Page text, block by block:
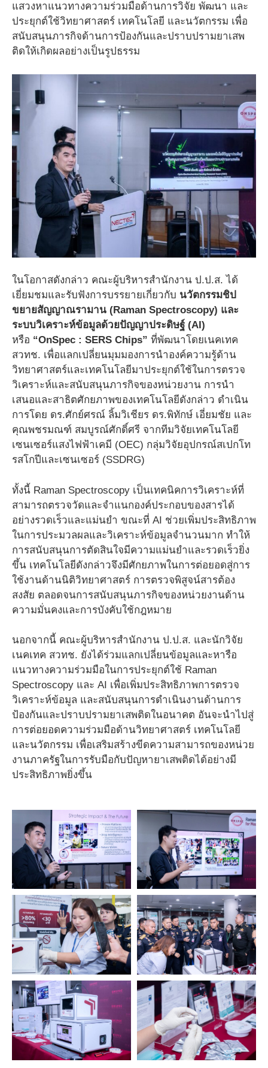
แสวงหาแนวทางความร่วมมือด้านการวิจัย พัฒนา และ
ประยุกต์ใช้วิทยาศาสตร์ เทคโนโลยี และนวัตกรรม เพื่อ
สนับสนุนภารกิจด้านการป้องกันและปราบปรามยาเสพ
ติดให้เกิดผลอย่างเป็นรูปธรรม
ในโอกาสดังกล่าว คณะผู้บริหารสำนักงาน ป.ป.ส. ได้
เยี่ยมชมและรับฟังการบรรยายเกี่ยวกับ นวัตกรรมชิป
ขยายสัญญาณรามาน (Raman Spectroscopy) และ
ระบบวิเคราะห์ข้อมูลด้วยปัญญาประดิษฐ์ (AI)
หรือ “OnSpec : SERS Chips” ที่พัฒนาโดยเนคเทค
สวทช. เพื่อแลกเปลี่ยนมุมมองการนำองค์ความรู้ด้าน
วิทยาศาสตร์และเทคโนโลยีมาประยุกต์ใช้ในการตรวจ
วิเคราะห์และสนับสนุนภารกิจของหน่วยงาน การนำ
เสนอและสาธิตศักยภาพของเทคโนโลยีดังกล่าว ดำเนิน
การโดย ดร.ศักย์ศรณ์ ลิ้มวิเชียร ดร.พิทักษ์ เอี่ยมชัย และ
คุณพชรมณฑ์ สมบูรณ์ศักดิ์ศรี จากทีมวิจัยเทคโนโลยี
เซนเซอร์แสงไฟฟ้าเคมี (OEC) กลุ่มวิจัยอุปกรณ์สเปกโท
รสโกปีและเซนเซอร์ (SSDRG)
ทั้งนี้ Raman Spectroscopy เป็นเทคนิคการวิเคราะห์ที่
สามารถตรวจวัดและจำแนกองค์ประกอบของสารได้
อย่างรวดเร็วและแม่นยำ ขณะที่ AI ช่วยเพิ่มประสิทธิภาพ
ในการประมวลผลและวิเคราะห์ข้อมูลจำนวนมาก ทำให้
การสนับสนุนการตัดสินใจมีความแม่นยำและรวดเร็วยิ่ง
ขึ้น เทคโนโลยีดังกล่าวจึงมีศักยภาพในการต่อยอดสู่การ
ใช้งานด้านนิติวิทยาศาสตร์ การตรวจพิสูจน์สารต้อง
สงสัย ตลอดจนการสนับสนุนภารกิจของหน่วยงานด้าน
ความมั่นคงและการบังคับใช้กฎหมาย
นอกจากนี้ คณะผู้บริหารสำนักงาน ป.ป.ส. และนักวิจัย
เนคเทค สวทช. ยังได้ร่วมแลกเปลี่ยนข้อมูลและหารือ
แนวทางความร่วมมือในการประยุกต์ใช้ Raman
Spectroscopy และ AI เพื่อเพิ่มประสิทธิภาพการตรวจ
วิเคราะห์ข้อมูล และสนับสนุนการดำเนินงานด้านการ
ป้องกันและปราบปรามยาเสพติดในอนาคต อันจะนำไปสู่
การต่อยอดความร่วมมือด้านวิทยาศาสตร์ เทคโนโลยี
และนวัตกรรม เพื่อเสริมสร้างขีดความสามารถของหน่วย
งานภาครัฐในการรับมือกับปัญหายาเสพติดได้อย่างมี
ประสิทธิภาพยิ่งขึ้น